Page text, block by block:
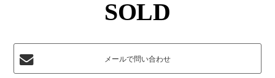
SOLD
メールで問い合わせ